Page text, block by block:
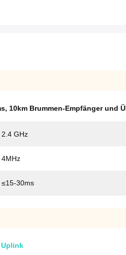
, 10km Brummen-Empfänger und
2.4 GHz
4MHz
≤15-30ms
Uplink